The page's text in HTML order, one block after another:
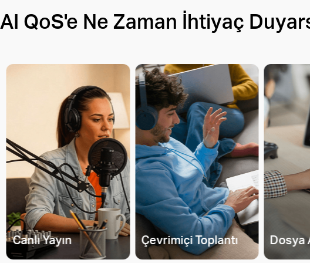
AI QoS'e Ne Zaman İhtiyaç
Canlı Yayın Çevrimiçi Toplantı Dosya